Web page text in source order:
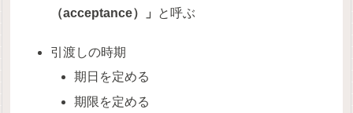
（acceptance）」 と呼ぶ
引渡しの時期
期日を定める
期限を定める